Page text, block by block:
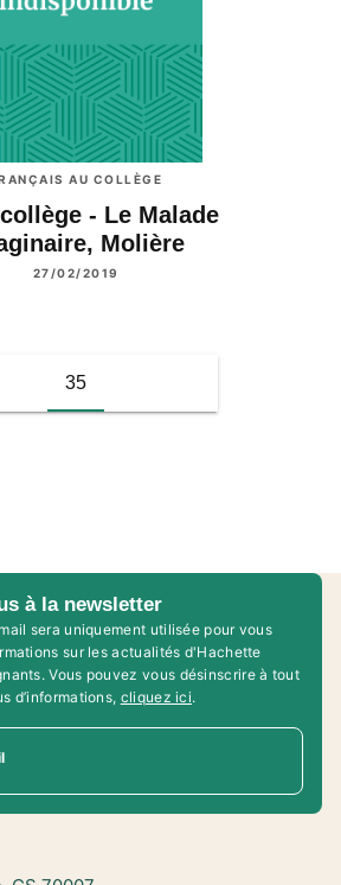
AU COLLÈGE
- Le Malade
Molière
27/02/2019
35
à la newsletter
sera uniquement utilisée pour vous
sur les actualités d'Hachette
Vous pouvez vous désinscrire à tout
d’informations, cliquez ici.